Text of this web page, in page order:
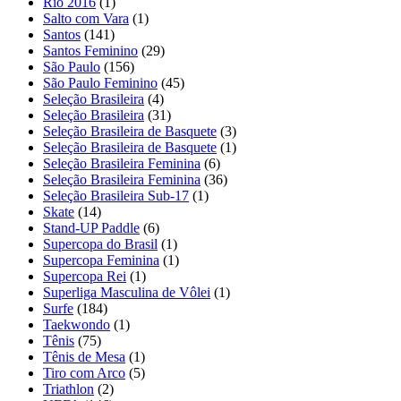
Salto com Vara (1)
Santos (141)
Santos Feminino (29)
São Paulo (156)
São Paulo Feminino (45)
Seleção Brasileira (4)
Seleção Brasileira (31)
Seleção Brasileira de Basquete (3)
Seleção Brasileira de Basquete (1)
Seleção Brasileira Feminina (6)
Seleção Brasileira Feminina (36)
Seleção Brasileira Sub-17 (1)
Skate (14)
Stand-UP Paddle (6)
Supercopa do Brasil (1)
Supercopa Feminina (1)
Supercopa Rei (1)
Superliga Masculina de Vôlei (1)
Surfe (184)
Taekwondo (1)
Tênis (75)
Tênis de Mesa (1)
Tiro com Arco (5)
Triathlon (2)